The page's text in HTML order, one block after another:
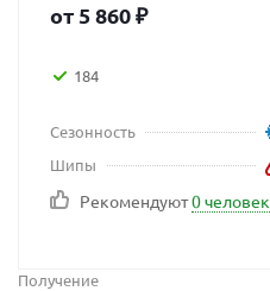
от 5 860₽
184
Сезонность
Шипы
Рекомендуют0 человек
Получение